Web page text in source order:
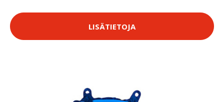
LISÄTIETOJA